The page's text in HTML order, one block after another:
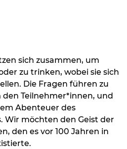
sich zusammen, um
zu trinken, wobei sie sich
Die Fragen führen zu
Teilnehmer*innen, und
Abenteuer des
Wir möchten den Geist der
den es vor 100 Jahren in